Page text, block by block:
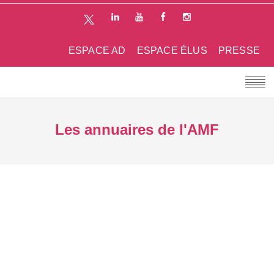
PRESSE
ESPACE ÉLUS
ESPACE AD
Les annuaires de l'AMF